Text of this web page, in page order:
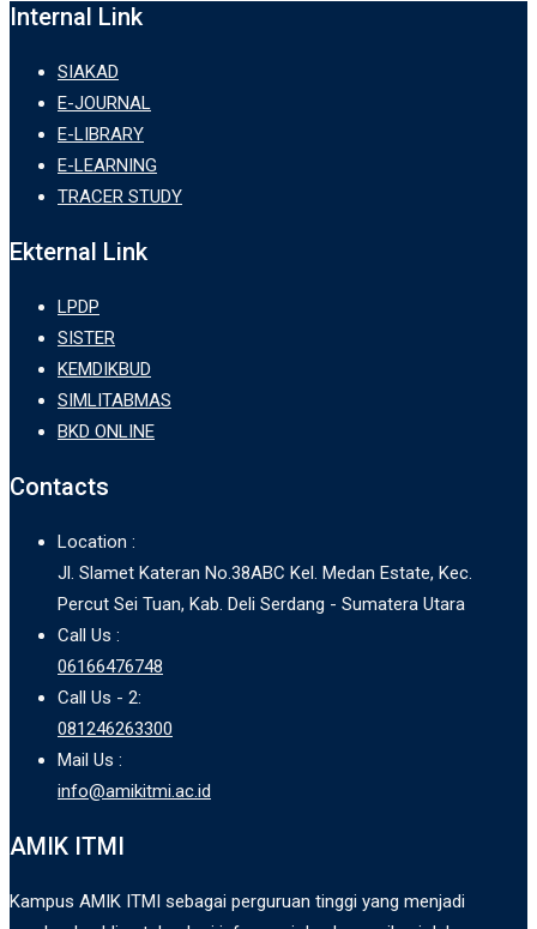
Internal Link
SIAKAD
E-JOURNAL
E-LIBRARY
E-LEARNING
TRACER STUDY
Ekternal Link
LPDP
SISTER
KEMDIKBUD
SIMLITABMAS
BKD ONLINE
Contacts
Location :
Jl. Slamet Kateran No.38ABC Kel. Medan Estate, Kec.
Percut Sei Tuan, Kab. Deli Serdang - Sumatera Utara
Call Us :
06166476748
Call Us - 2:
081246263300
Mail Us :
info@amikitmi.ac.id
AMIK ITMI
Kampus AMIK ITMI sebagai perguruan tinggi yang menjadi